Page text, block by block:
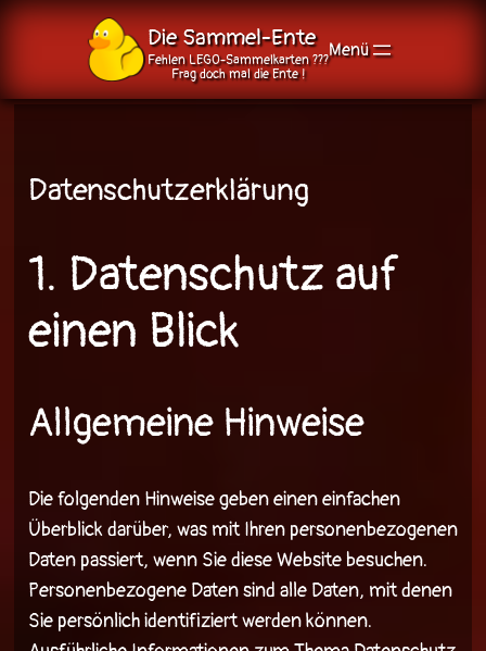
springen
Die Sammel-Ente
Fehlen LEGO-Sammelkarten ???
Frag doch mal die Ente !
Datenschutz­erklärung
1. Datenschutz auf
einen Blick
Allgemeine Hinweise
Die folgenden Hinweise geben einen einfachen
Überblick darüber, was mit Ihren personenbezogenen
Daten passiert, wenn Sie diese Website besuchen.
Personenbezogene Daten sind alle Daten, mit denen
Sie persönlich identifiziert werden können.